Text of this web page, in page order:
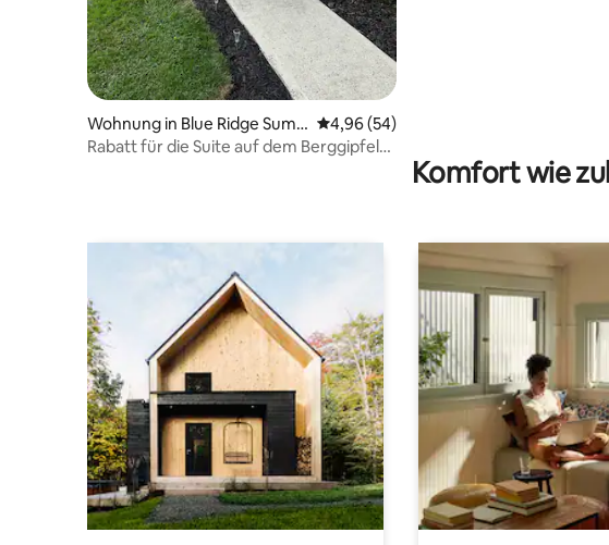
Wohnung in Blue Ridge Sum
mit
Durchschnittliche Bewertung: 4,96
4,96 (54)
Rabatt für die Suite auf dem Berggipfel
Komfort wie